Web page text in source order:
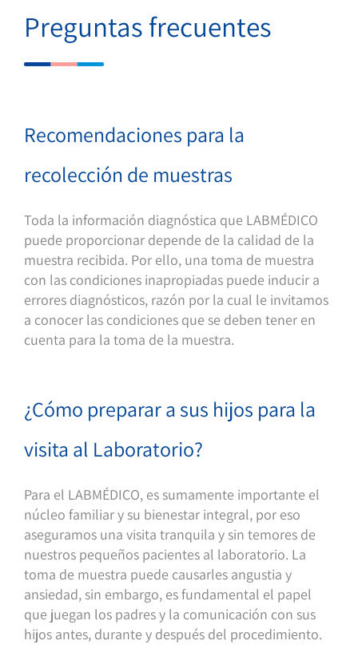
Preguntas frecuentes
Recomendaciones para la
recolección de muestras
Toda la información diagnóstica que LABMÉDICO
puede proporcionar depende de la calidad de la
muestra recibida. Por ello, una toma de muestra
con las condiciones inapropiadas puede inducir a
errores diagnósticos, razón por la cual le invitamos
a conocer las condiciones que se deben tener en
cuenta para la toma de la muestra.
¿Cómo preparar a sus hijos para la
visita al Laboratorio?
Para el LABMÉDICO, es sumamente importante el
núcleo familiar y su bienestar integral, por eso
aseguramos una visita tranquila y sin temores de
nuestros pequeños pacientes al laboratorio. La
toma de muestra puede causarles angustia y
ansiedad, sin embargo, es fundamental el papel
que juegan los padres y la comunicación con sus
hijos antes, durante y después del procedimiento.